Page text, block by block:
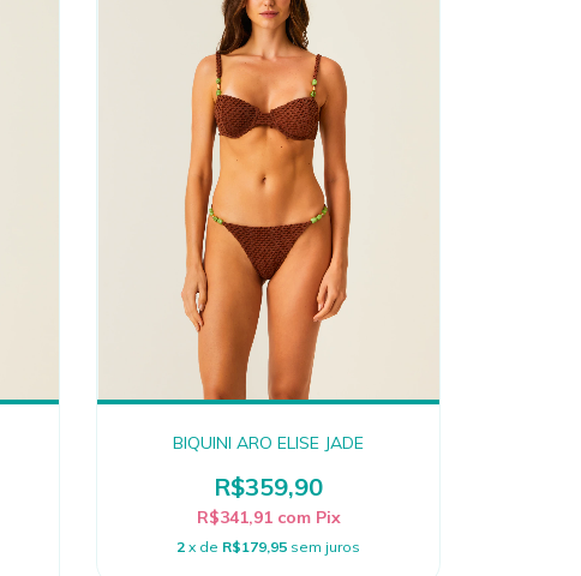
BIQUINI ARO ELISE JADE
R$359,90
R$341,91 com Pix
2 x de R$179,95 sem juros